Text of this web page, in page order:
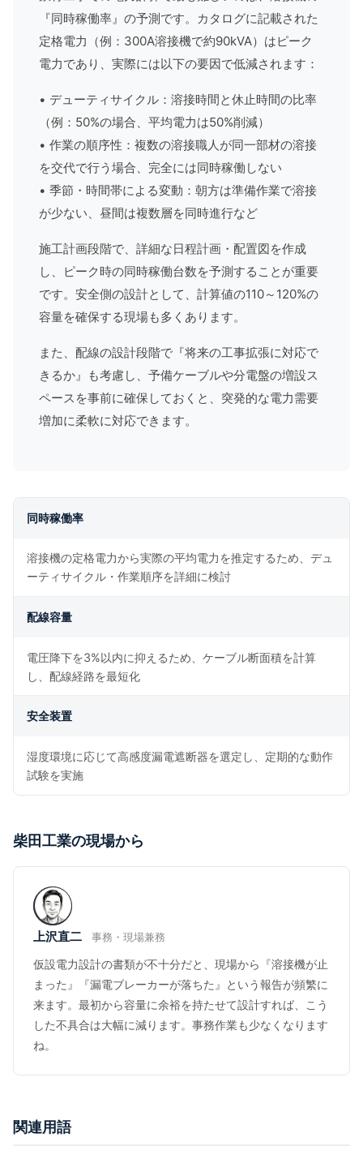
『同時稼働率』の予測です。カタログに記載された
定格電力（例：300A溶接機で約90kVA）はピーク
電力であり、実際には以下の要因で低減されます：
• デューティサイクル：溶接時間と休止時間の比率
（例：50%の場合、平均電力は50%削減）
• 作業の順序性：複数の溶接職人が同一部材の溶接
を交代で行う場合、完全には同時稼働しない
• 季節・時間帯による変動：朝方は準備作業で溶接
が少ない、昼間は複数層を同時進行など
施工計画段階で、詳細な日程計画・配置図を作成
し、ピーク時の同時稼働台数を予測することが重要
です。安全側の設計として、計算値の110～120%の
容量を確保する現場も多くあります。
また、配線の設計段階で『将来の工事拡張に対応で
きるか』も考慮し、予備ケーブルや分電盤の増設ス
ペースを事前に確保しておくと、突発的な電力需要
増加に柔軟に対応できます。
同時稼働率
溶接機の定格電力から実際の平均電力を推定するため、デュ
ーティサイクル・作業順序を詳細に検討
配線容量
電圧降下を3%以内に抑えるため、ケーブル断面積を計算
し、配線経路を最短化
安全装置
湿度環境に応じて高感度漏電遮断器を選定し、定期的な動作
試験を実施
柴田工業の現場から
上沢直二 事務・現場兼務
仮設電力設計の書類が不十分だと、現場から『溶接機が止
まった』『漏電ブレーカーが落ちた』という報告が頻繁に
来ます。最初から容量に余裕を持たせて設計すれば、こう
した不具合は大幅に減ります。事務作業も少なくなります
ね。
関連用語